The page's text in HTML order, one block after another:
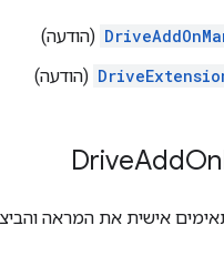
(הודעה)
(הודעה)
DriveAddOn
אישית את המראה